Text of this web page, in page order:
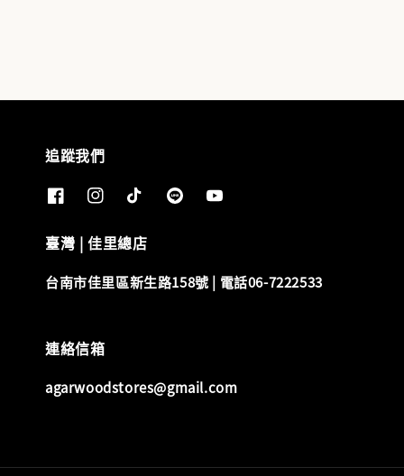
追蹤我們
臺灣 | 佳里總店
台南市佳里區新生路158號 | 電話06-7222533
連絡信箱
agarwoodstores@gmail.com